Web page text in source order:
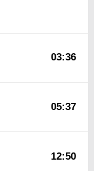
03:36
05:37
12:50